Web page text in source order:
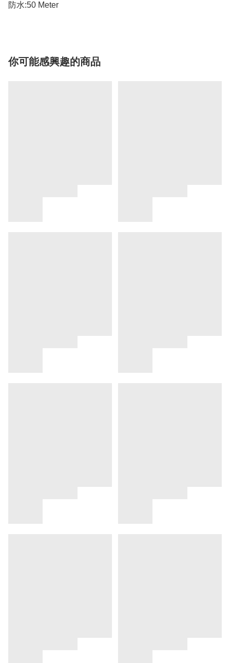
防水:50 Meter
你可能感興趣的商品